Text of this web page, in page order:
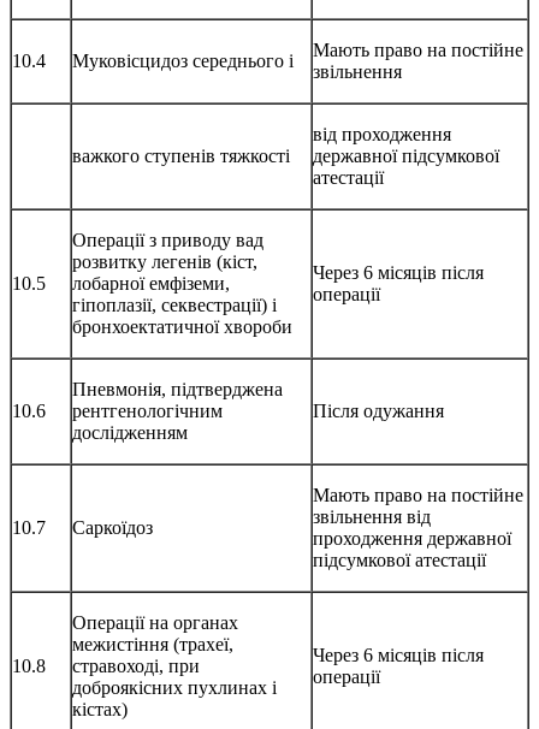
10.4 Муковісцидоз середнього і
Мають право на постійне
звільнення
важкого ступенів тяжкості
від проходження
державної підсумкової
атестації
10.5
Операції з приводу вад
розвитку легенів (кіст,
лобарної емфіземи,
гіпоплазії, секвестрації) і
бронхоектатичної хвороби
Через 6 місяців після
операції
10.6
Пневмонія, підтверджена
рентгенологічним
дослідженням
Після одужання
10.7 Саркоїдоз
Мають право на постійне
звільнення від
проходження державної
підсумкової атестації
10.8
Операції на органах
межистіння (трахеї,
стравоході, при
доброякісних пухлинах і
кістах)
Через 6 місяців після
операції